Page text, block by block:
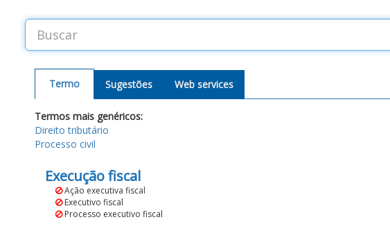
Termo Sugestões Web services
Termos mais genéricos:
Direito tributário
Processo civil
Execução fiscal
Ação executiva fiscal
Executivo fiscal
Processo executivo fiscal